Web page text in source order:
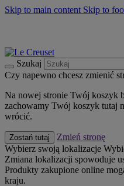
Skip to main content Skip to
Szukaj
Czy napewno chcesz zmienić
Na nowej stronie Twój koszyk
zachowamy Twój koszyk tutaj
wrócić.
Zostań tutaj
Zmień stronę
Wybierz swoją lokalizacje
Zmiana lokalizacji spowoduje
Produkty zakupione online
kraju.